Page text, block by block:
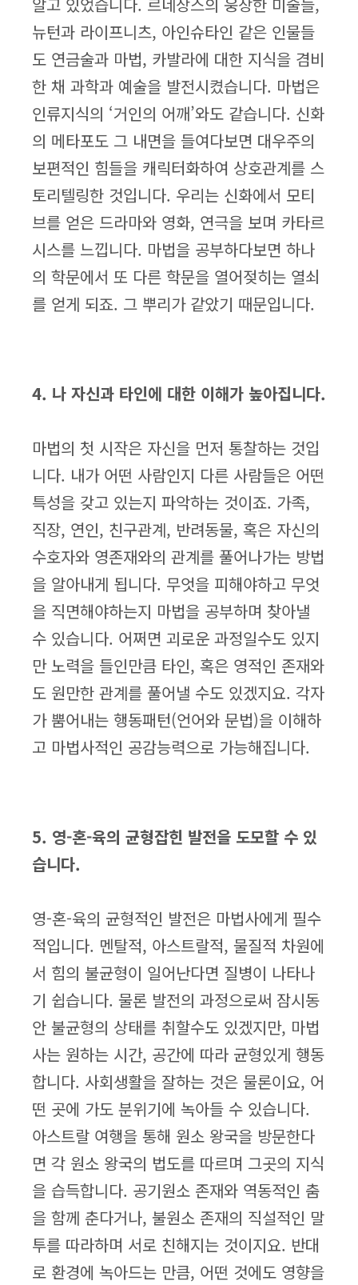
뉴턴과 라이프니츠, 아인슈타인 같은 인물들
도 연금술과 마법, 카발라에 대한 지식을 겸비
한 채 과학과 예술을 발전시켰습니다. 마법은
인류지식의 ‘거인의 어깨’와도 같습니다. 신화
의 메타포도 그 내면을 들여다보면 대우주의
보편적인 힘들을 캐릭터화하여 상호관계를 스
토리텔링한 것입니다. 우리는 신화에서 모티
브를 얻은 드라마와 영화, 연극을 보며 카타르
시스를 느낍니다. 마법을 공부하다보면 하나
의 학문에서 또 다른 학문을 열어젖히는 열쇠
를 얻게 되죠. 그 뿌리가 같았기 때문입니다.
4. 나 자신과 타인에 대한 이해가 높아집니다.
마법의 첫 시작은 자신을 먼저 통찰하는 것입
니다. 내가 어떤 사람인지 다른 사람들은 어떤
특성을 갖고 있는지 파악하는 것이죠. 가족,
직장, 연인, 친구관계, 반려동물, 혹은 자신의
수호자와 영존재와의 관계를 풀어나가는 방법
을 알아내게 됩니다. 무엇을 피해야하고 무엇
을 직면해야하는지 마법을 공부하며 찾아낼
수 있습니다. 어쩌면 괴로운 과정일수도 있지
만 노력을 들인만큼 타인, 혹은 영적인 존재와
도 원만한 관계를 풀어낼 수도 있겠지요. 각자
가 뿜어내는 행동패턴(언어와 문법)을 이해하
고 마법사적인 공감능력으로 가능해집니다.
5. 영-혼-육의 균형잡힌 발전을 도모할 수 있
습니다.
영-혼-육의 균형적인 발전은 마법사에게 필수
적입니다. 멘탈적, 아스트랄적, 물질적 차원에
서 힘의 불균형이 일어난다면 질병이 나타나
기 쉽습니다. 물론 발전의 과정으로써 잠시동
안 불균형의 상태를 취할수도 있겠지만, 마법
사는 원하는 시간, 공간에 따라 균형있게 행동
합니다. 사회생활을 잘하는 것은 물론이요, 어
떤 곳에 가도 분위기에 녹아들 수 있습니다.
아스트랄 여행을 통해 원소 왕국을 방문한다
면 각 원소 왕국의 법도를 따르며 그곳의 지식
을 습득합니다. 공기원소 존재와 역동적인 춤
을 함께 춘다거나, 불원소 존재의 직설적인 말
투를 따라하며 서로 친해지는 것이지요. 반대
로 환경에 녹아드는 만큼, 어떤 것에도 영향을